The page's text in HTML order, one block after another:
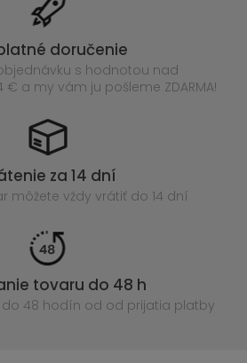
doručenie
s hodnotou nad
€ a my vám ju pošleme ZDARMA!
za 14 dní
môžete vždy vrátiť do 14 dní
tovaru do 48 h
48 hodín od od prijatia platby